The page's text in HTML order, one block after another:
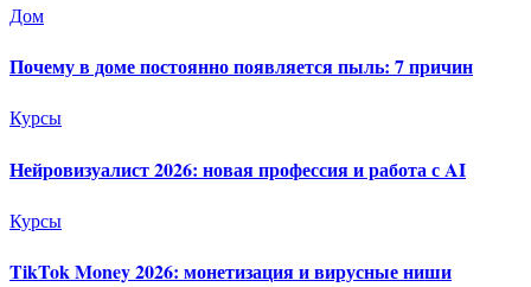
Дом
Почему в доме постоянно появляется пыль: 7 причин
Курсы
Нейровизуалист 2026: новая профессия и работа с AI
Курсы
TikTok Money 2026: монетизация и вирусные ниши